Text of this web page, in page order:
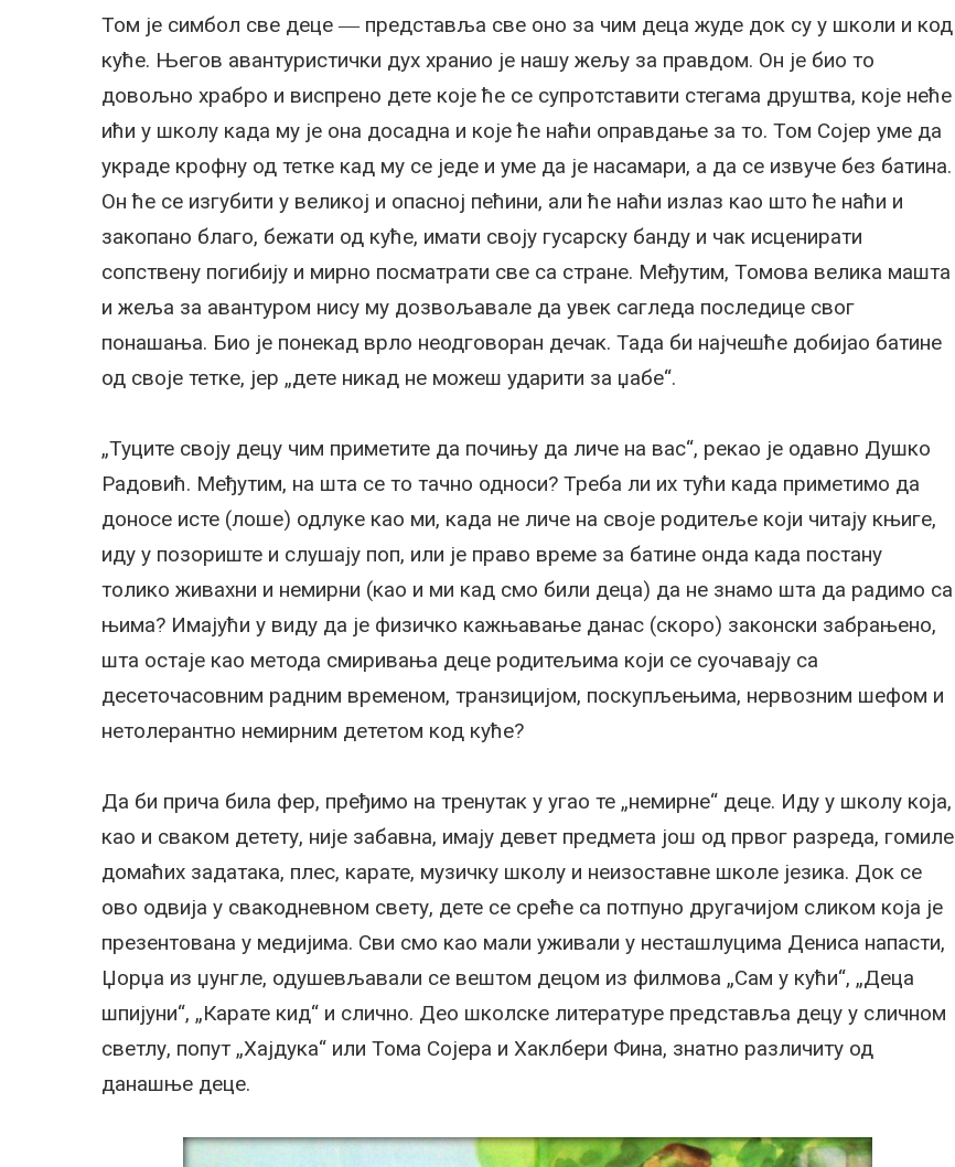
Том је симбол све деце ― представља све оно за чим деца жуде док су у школи и код
куће. Његов авантуристички дух хранио је нашу жељу за правдом. Он је био то
довољно храбро и виспрено дете које ће се супротставити стегама друштва, које неће
ићи у школу када му је она досадна и које ће наћи оправдање за то. Том Сојер уме да
украде крофну од тетке кад му се једе и уме да је насамари, а да се извуче без батина.
Он ће се изгубити у великој и опасној пећини, али ће наћи излаз као што ће наћи и
закопано благо, бежати од куће, имати своју гусарску банду и чак исценирати
сопствену погибију и мирно посматрати све са стране. Међутим, Томова велика машта
и жеља за авантуром нису му дозвољавале да увек сагледа последице свог
понашања. Био је понекад врло неодговоран дечак. Тада би најчешће добијао батине
од своје тетке, јер „дете никад не можеш ударити за џабе“.
„Туците своју децу чим приметите да почињу да личе на вас“, рекао је одавно Душко
Радовић. Међутим, на шта се то тачно односи? Треба ли их тући када приметимо да
доносе исте (лоше) одлуке као ми, када не личе на своје родитеље који читају књиге,
иду у позориште и слушају поп, или је право време за батине онда када постану
толико живахни и немирни (као и ми кад смо били деца) да не знамо шта да радимо са
њима? Имајући у виду да је физичко кажњавање данас (скоро) законски забрањено,
шта остаје као метода смиривања деце родитељима који се суочавају са
десеточасовним радним временом, транзицијом, поскупљењима, нервозним шефом и
нетолерантно немирним дететом код куће?
Да би прича била фер, пређимо на тренутак у угао те „немирне“ деце. Иду у школу која,
као и сваком детету, није забавна, имају девет предмета још од првог разреда, гомиле
домаћих задатака, плес, карате, музичку школу и неизоставне школе језика. Док се
ово одвија у свакодневном свету, дете се среће са потпуно другачијом сликом која је
презентована у медијима. Сви смо као мали уживали у несташлуцима Дениса напасти,
Џорџа из џунгле, одушевљавали се вештом децом из филмова „Сам у кући“, „Деца
шпијуни“, „Карате кид“ и слично. Део школске литературе представља децу у сличном
светлу, попут „Хајдука“ или Тома Сојера и Хаклбери Фина, знатно различиту од
данашње деце.